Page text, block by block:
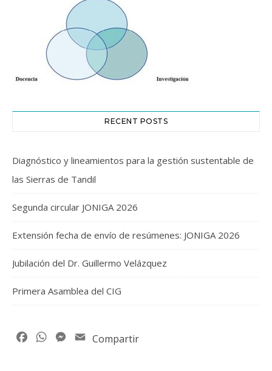
RECENT POSTS
Diagnóstico y lineamientos para la gestión sustentable de
las Sierras de Tandil
Segunda circular JONIGA 2026
Extensión fecha de envío de resúmenes: JONIGA 2026
Jubilación del Dr. Guillermo Velázquez
Primera Asamblea del CIG
FacebookWhatsAppMessenger
Email
Compartir